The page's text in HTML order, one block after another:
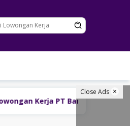
Close Ads
PT Bank Danamon Indonesia Tbk